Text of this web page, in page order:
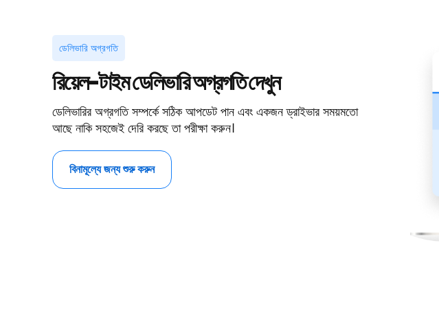
ডেলিভারি অগ্রগতি
রিয়েল-টাইম ডেলিভারি অগ্রগতিদেখুন
ডেলিভারির অগ্রগতি সম্পর্কে সঠিক আপডেট পান এবং একজন ড্রাইভার সময়মতো
আছে নাকি সহজেই দেরি করছে তা পরীক্ষা করুন।
বিনামূল্যে জন্য শুরু করুন